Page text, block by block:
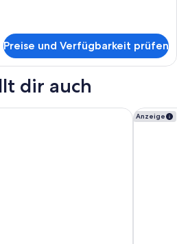
Preise und Verfügbarkeit prüfen
dir auch
Anzeige
tent